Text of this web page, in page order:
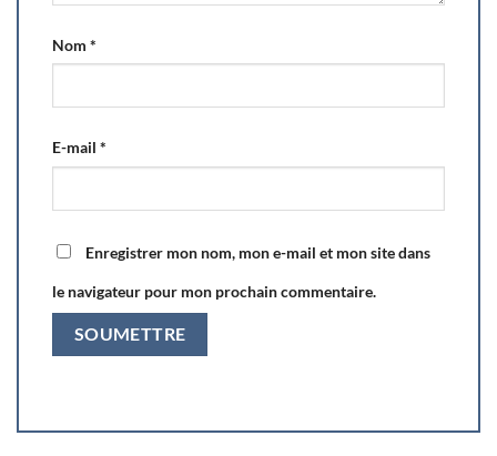
Nom *
E-mail *
Enregistrer mon nom, mon e-mail et mon site dans
le navigateur pour mon prochain commentaire.